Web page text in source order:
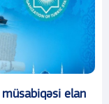
müsabiqəsi elan